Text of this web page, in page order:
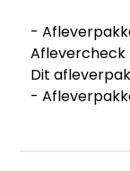
-
Aflevercheck
Dit
-